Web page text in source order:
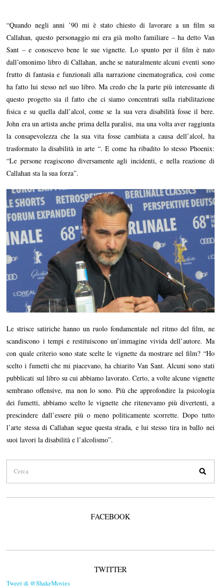
“Quando negli anni ’90 mi è stato chiesto di lavorare a un film su
Callahan, questo personaggio mi era già molto familiare – ha detto Van
Sant – e conoscevo bene le sue vignette. Lo spunto per il film è nato
dall’omonimo libro di Callahan, anche se naturalmente alcuni eventi sono
frutto di fantasia e funzionali alla narrazione cinematografica, così come
ha fatto lui stesso nel suo libro. Ma credo che la parte più interessante di
questo progetto sia il fatto che ci siamo concentrati sulla riabilitazione
fisica e su quella dall’alcol, come se la sua vera disabilità fosse il bere.
John era un artista anche prima della paralisi, ma una volta aver raggiunta
la consapevolezza che la sua vita fosse cambiata a causa dell’alcol, ha
trasformato la disabilità in arte “. E come ha ribadito lo stesso Phoenix:
“Le persone reagiscono diversamente agli incidenti, e nella reazione di
Callahan sta la sua forza”.
Le strisce satiriche hanno un ruolo fondamentale nel ritmo del film, ne
scandiscono i tempi e restituiscono un’immagine vivida dell’autore. Ma
con quale criterio sono state scelte le vignette da mostrare nel film? “Ho
scelto i fumetti che mi piacevano, ha chiarito Van Sant. Alcuni sono stati
pubblicati sul libro su cui abbiamo lavorato. Certo, a volte alcune vignette
sembrano offensive, ma non lo sono. Più che approfondire la psicologia
dei fumetti, abbiamo scelto le vignette che ritenevamo più divertenti, a
prescindere dall’essere più o meno politicamente scorrette. Dopo tutto
l’arte stessa di Callahan segue questa strada, e lui stesso tira in ballo nei
suoi lavori la disabilità e l’alcolismo”.
FACEBOOK
TWITTER
Tweet di @ShakeMovies